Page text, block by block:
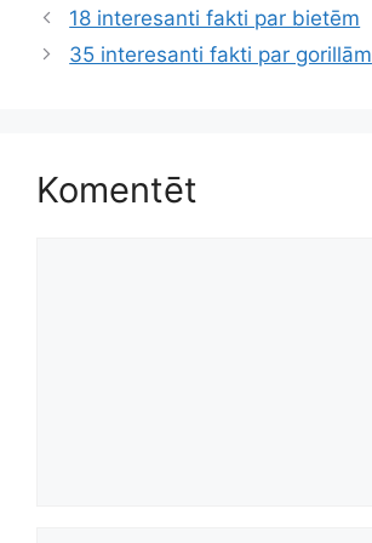
18 interesanti fakti par bietēm
35 interesanti fakti par gorillām
Komentēt